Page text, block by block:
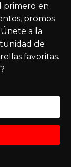
primero en
promos
a la
de
favoritas.